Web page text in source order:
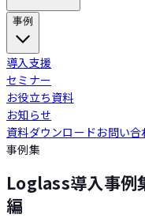
Loglass 経営管理
Loglass 人員計画
Loglass 設備投資計画
事例
導入事例
導入支援
セミナー
お役立ち資料
お知らせ
資料ダウンロードお問い合
事例集
Loglass導入事例
編